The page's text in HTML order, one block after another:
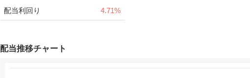
配当利回り 4.71%
配当推移チャート